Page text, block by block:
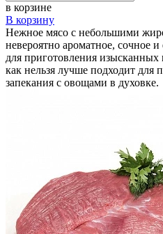
в корзине
В корзину
Нежное мясо с небольшими
невероятно ароматное, сочное
для приготовления
как нельзя лучше подходит
запекания с овощами в духовке.